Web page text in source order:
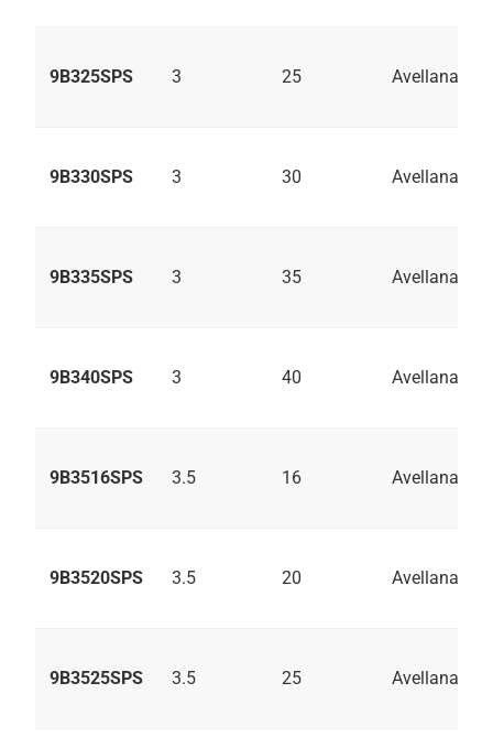
9B325SPS 3 25 Avellanado
9B330SPS 3 30 Avellanado
9B335SPS 3 35 Avellanado
9B340SPS 3 40 Avellanado
9B3516SPS 3.5 16 Avellanado
9B3520SPS 3.5 20 Avellanado
9B3525SPS 3.5 25 Avellanado